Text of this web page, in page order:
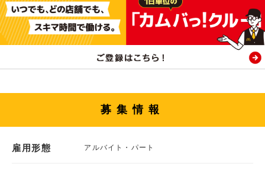
募集情報
雇用形態 アルバイト・パート